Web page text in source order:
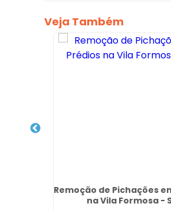
Veja Também
Remoção de Pichações
na Vila Formosa -